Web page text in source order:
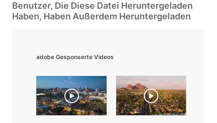
Benutzer, Die Diese Datei Heruntergeladen
Haben, Haben Außerdem Heruntergeladen
adobe Gesponserte Videos